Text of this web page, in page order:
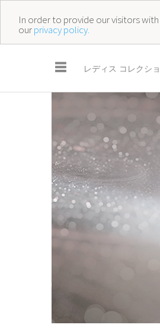
In order to provide our visitors
ourprivacy policy.
☰ レディス コレクシ